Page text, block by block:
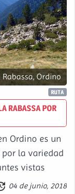
Ordino
RUTA
RABASSA POR
Ordino es un
la variedad
vistas
04 de junio, 2018